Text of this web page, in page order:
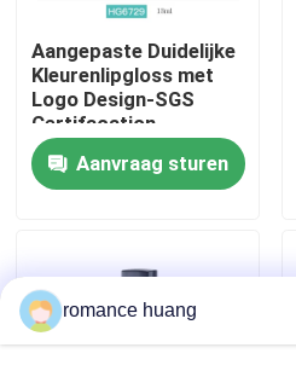
Contacteer ons
Vraag een offerte aan
kosmetische lotionfles
Kosmetische Roomkruik
Aangepaste Duidelijke
Kleurenlipgloss met
Logo Design-SGS
Certifacation
Aanvraag sturen
romance huang